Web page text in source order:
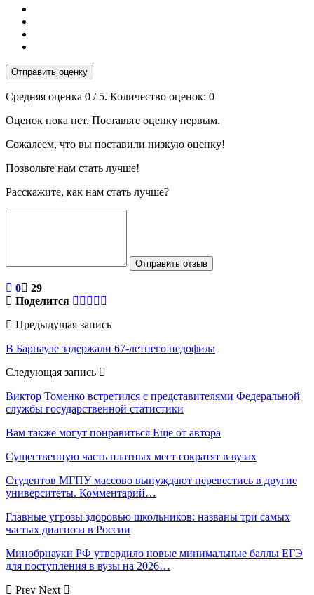
Отправить оценку
Средняя оценка 0 / 5. Количество оценок: 0
Оценок пока нет. Поставьте оценку первым.
Сожалеем, что вы поставили низкую оценку!
Позвольте нам стать лучше!
Расскажите, как нам стать лучше?
Отправить отзыв
0
29
Поделится
Предыдущая запись
В Барнауле задержали 67-летнего педофила
Следующая запись
Виктор Томенко встретился с представителями Федеральной
службы государственной статистики
Вам также могут понравиться Еще от автора
Существенную часть платных мест сократят в вузах
Студентов МГПУ массово вынуждают перевестись в другие
университеты. Комментарий…
Главные угрозы здоровью школьников: названы три самых
частых диагноза в России
Минобрнауки РФ утвердило новые минимальные баллы ЕГЭ
для поступления в вузы на 2026…
Prev Next